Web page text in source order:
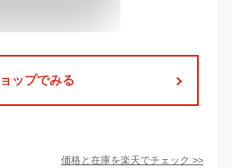
ップでみる
価格と在庫を楽天でチェック >>